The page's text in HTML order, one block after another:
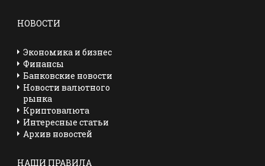
НОВОСТИ
Экономика и бизнес
Финансы
Банковские новости
Новости валютного
рынка
Криптовалюта
Интересные статьи
Архив новостей
НАШИ ПРАВИЛА